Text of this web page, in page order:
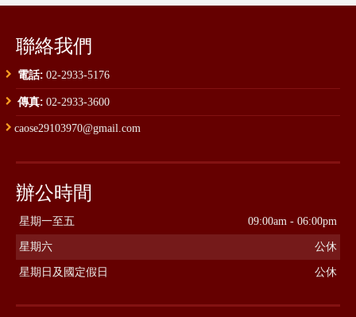
聯絡我們
電話: 02-2933-5176
傳真: 02-2933-3600
caose29103970@gmail.com
辦公時間
星期一至五 09:00am - 06:00pm
星期六 公休
星期日及國定假日 公休